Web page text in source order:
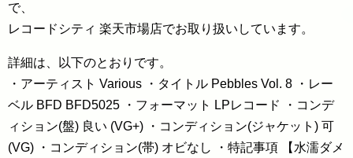
で、
レコードシティ 楽天市場店でお取り扱いしています。
詳細は、以下のとおりです。
・アーティスト Various ・タイトル Pebbles Vol. 8 ・レー
ベル BFD BFD5025 ・フォーマット LPレコード ・コンデ
ィション(盤) 良い (VG+) ・コンディション(ジャケット) 可
(VG) ・コンディション(帯) オビなし ・特記事項 【水濡ダメ